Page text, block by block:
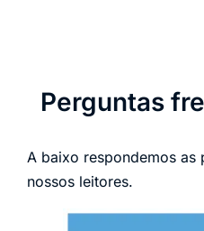
Perguntas
A baixo respondemos as
nossos leitores.